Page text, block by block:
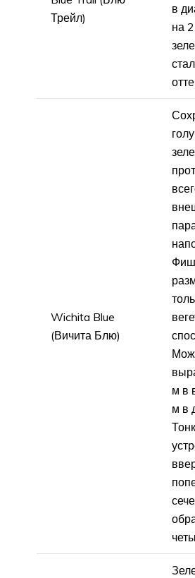
Трейл)
в
на
Wichita Blue
(Вичита Блю)
м в
м в